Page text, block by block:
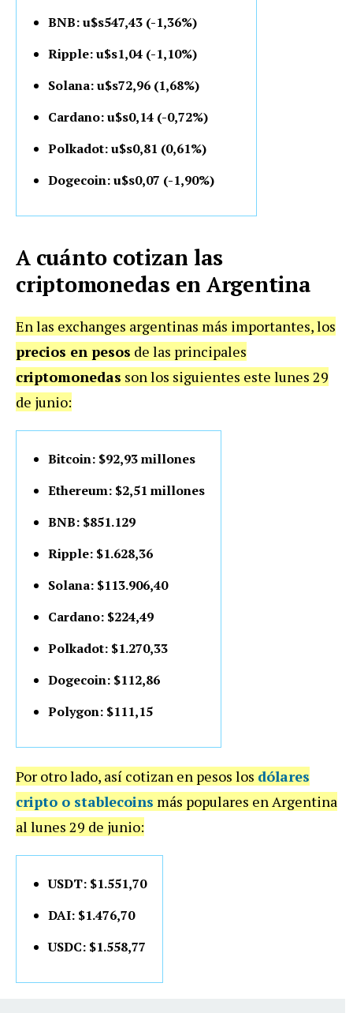
BNB: u$s547,43 (-1,36%)
Ripple: u$s1,04 (-1,10%)
Solana: u$s72,96 (1,68%)
Cardano: u$s0,14 (-0,72%)
Polkadot: u$s0,81 (0,61%)
Dogecoin: u$s0,07 (-1,90%)
A cuánto cotizan las
criptomonedas en Argentina
En las exchanges argentinas más importantes, los
precios en pesos de las principales
criptomonedas son los siguientes este lunes 29
de junio:
Bitcoin: $92,93 millones
Ethereum: $2,51 millones
BNB: $851.129
Ripple: $1.628,36
Solana: $113.906,40
Cardano: $224,49
Polkadot: $1.270,33
Dogecoin: $112,86
Polygon: $111,15
Por otro lado, así cotizan en pesos los dólares
cripto o stablecoins más populares en Argentina
al lunes 29 de junio:
USDT: $1.551,70
DAI: $1.476,70
USDC: $1.558,77